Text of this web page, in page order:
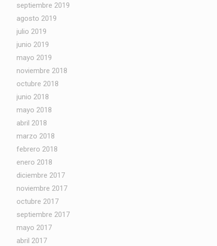
septiembre 2019
agosto 2019
julio 2019
junio 2019
mayo 2019
noviembre 2018
octubre 2018
junio 2018
mayo 2018
abril 2018
marzo 2018
febrero 2018
enero 2018
diciembre 2017
noviembre 2017
octubre 2017
septiembre 2017
mayo 2017
abril 2017